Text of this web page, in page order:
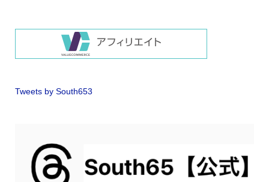
Tweets by South653